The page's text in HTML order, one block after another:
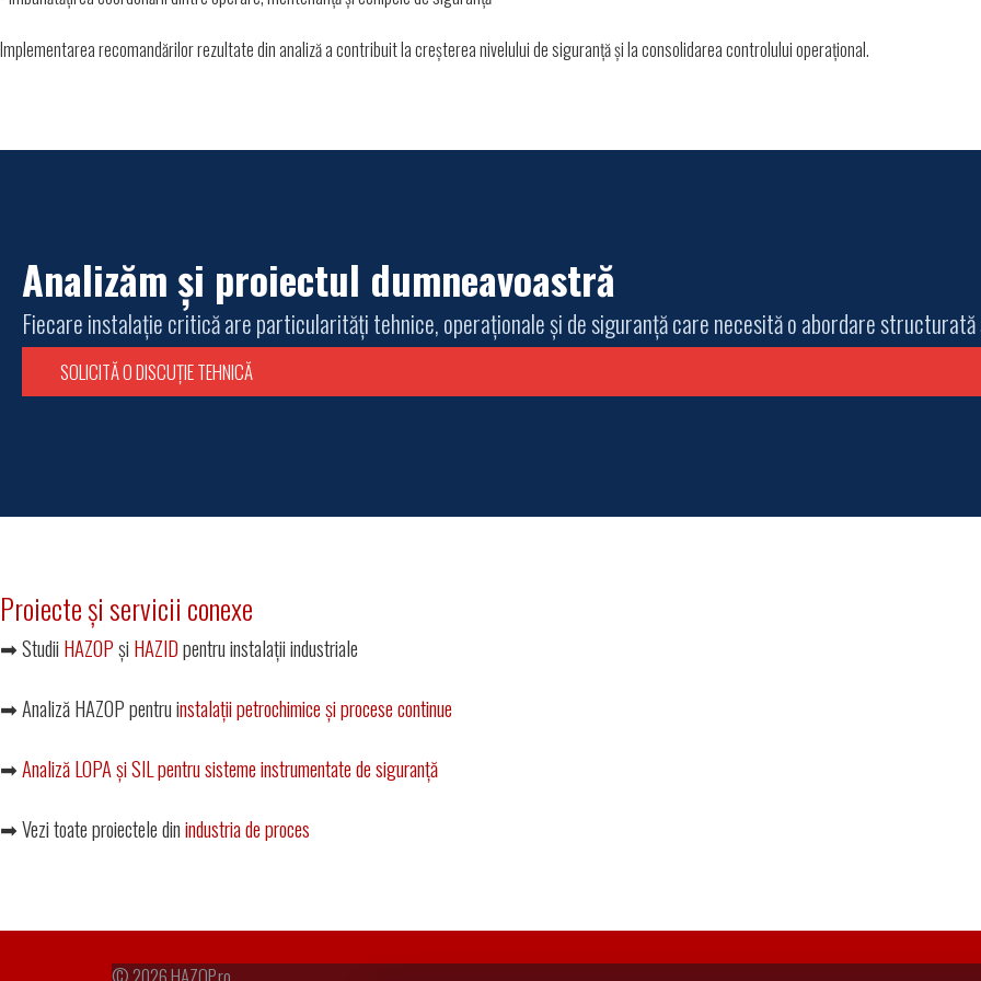
Implementarea recomandărilor rezultate din analiză a contribuit la creșterea nivelului de siguranță și la consolidarea controlului operațional.
Analizăm și proiectul dumneavoastră
Fiecare instalație critică are particularități tehnice, operaționale și de siguranță care necesită o abordare
SOLICITĂ O DISCUȚIE TEHNICĂ
Proiecte și servicii conexe
➡ Studii HAZOPși HAZIDpentru instalații industriale
➡ Analiză HAZOP pentru instalații petrochimice și procese continue
➡Analiză LOPA și SIL pentru sisteme instrumentate de siguranță
➡ Vezi toate proiectele dinindustria de proces